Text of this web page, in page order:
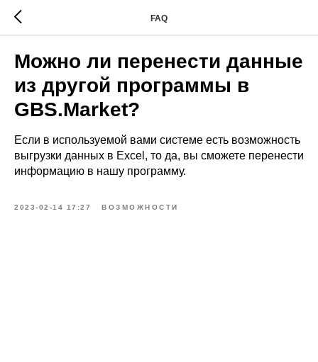
FAQ
Можно ли перенести данные
из другой программы в
GBS.Market?
Если в используемой вами системе есть возможность
выгрузки данных в Excel, то да, вы сможете перенести
информацию в нашу программу.
2023-02-14 17:27 ВОЗМОЖНОСТИ